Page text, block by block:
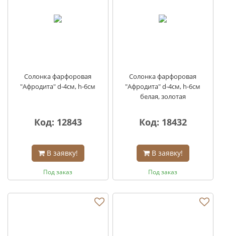
Солонка фарфоровая
"Афродита" d-4см, h-6см
Код: 12843
В заявку!
Под заказ
Солонка фарфоровая
"Афродита" d-4см, h-6см
белая, золотая
Код: 18432
В заявку!
Под заказ